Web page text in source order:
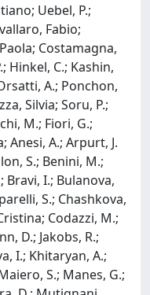
Uebel, P.;
Fabio;
Costamagna,
Hinkel, C.; Kashin,
A.; Ponchon,
Silvia; Soru, P.;
M.; Fiori, G.;
Anesi, A.; Arpurt, J.
S.; Benini, M.;
Bravi, I.; Bulanova,
S.; Chashkova,
Codazzi, M.;
D.; Jakobs, R.;
I.; Khitaryan, A.;
S.; Manes, G.;